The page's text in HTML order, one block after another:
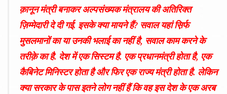
क़ानून मंत्री बनाकर अल्पसंख्यक मंत्रालय की अतिरिक्त
ज़िम्मेदारी दे दी गई. इसके क्या मायने हैं? सवाल यहां स़िर्फ
मुसलमानों का या उनकी भलाई का नहीं है, सवाल काम करने के
तरीक़े का है. देश में एक सिस्टम है. एक प्रधानमंत्री होता है, एक
कैबिनेट मिनिस्टर होता है और फिर एक राज्य मंत्री होता है. लेकिन
क्या सरकार के पास इतने लोग नहीं हैं कि वह इस देश के एक अरब